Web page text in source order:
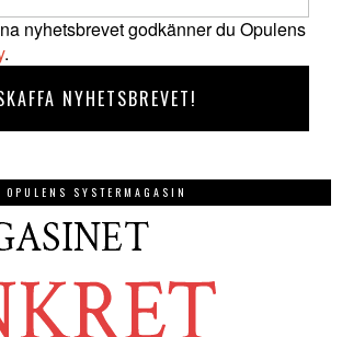
nyhetsbrevet godkänner du Opulens
.
OPULENS SYSTERMAGASIN